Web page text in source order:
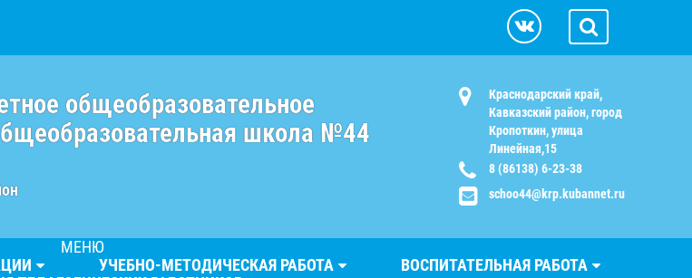
общеобразовательное
школа №44
Краснодарский край,
Кавказский район, город
Кропоткин, улица
Линейная,15
8 (86138) 6-23-38
schoo44@krp.kubannet.ru
МЕНЮ
УЧЕБНО-МЕТОДИЧЕСКАЯ РАБОТА
ВОСПИТАТЕЛЬНАЯ РАБОТА